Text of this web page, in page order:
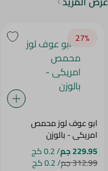
27‎%‎
ابو عوف لوز محمص
امريكى - بالوزن
229.95 جم
/ 0.2 كج
312.99 جم / 0.2 كج